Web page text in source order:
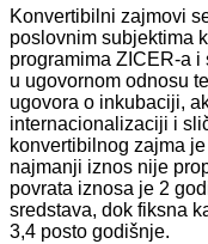
Konvertibilni zajmovi
poslovnim subjektima
programima ZICER-a
u ugovornom odnosu
ugovora o inkubaciji,
internacionalizaciji i
konvertibilnog zajma
najmanji iznos nije
povrata iznosa je 2
sredstava, dok fiksna
3,4 posto godišnje.